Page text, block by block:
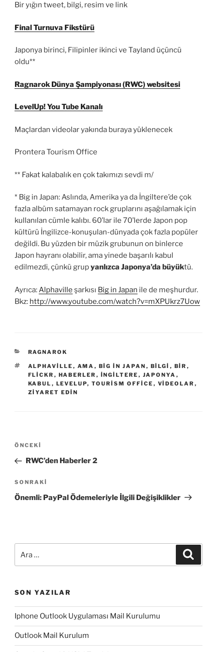
Bir yığın tweet, bilgi, resim ve link
Final Turnuva Fikstürü
Japonya birinci, Filipinler ikinci ve Tayland üçüncü
oldu**
Ragnarok Dünya Şampiyonası (RWC) websitesi
LevelUp! You Tube Kanalı
Maçlardan videolar yakında buraya yüklenecek
Prontera Tourism Office
** Fakat kalabalık en çok takımızı sevdi m/
* Big in Japan: Aslında, Amerika ya da İngiltere’de çok
fazla albüm satamayan rock gruplarını aşağılamak için
kullanılan cümle kalıbı. 60’lar ile 70’lerde Japon pop
kültürü İngilizce-konuşulan-dünyada çok fazla popüler
değildi. Bu yüzden bir müzik grubunun on binlerce
Japon hayranı olabilir, ama yinede başarılı kabul
edilmezdi, çünkü grupyanlızca Japonya’da büyüktü.
Ayrıca:Alphaville şarkısı Big in Japan ile de meşhurdur.
Bkz: http://www.youtube.com/watch?v=mXPUkrz7Uow
KATEGORILER
RAGNAROK
ETIKETLER
ALPHAVILLE , AMA , BIG IN JAPAN , BILGI , BIR ,
FLICKR , HABERLER , INGILTERE , JAPONYA ,
KABUL , LEVELUP, TOURISM OFFICE , VIDEOLAR ,
ZIYARET EDIN
Yazı
Önceki
Yazı
ÖNCEKI
RWC’den Haberler 2
Sonraki
Yazı
SONRAKI
Önemli: PayPal Ödemeleriyle İlgili Değişiklikler
SON YAZILAR
Iphone Outlook Uygulaması Mail Kurulumu
Outlook Mail Kurulum